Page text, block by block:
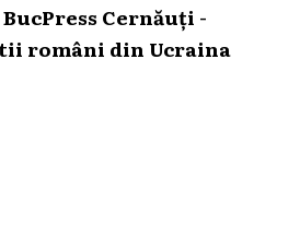
Cernăuți -
români din Ucraina